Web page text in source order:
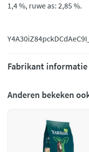
1,4 %, ruwe as: 2,85 %.
Y4A30iZ84pc
Fabrikant informatie
Anderen bekeken